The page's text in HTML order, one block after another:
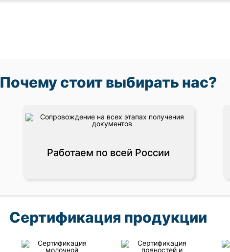
Почему стоит выбирать нас?
Работаем по всей России
Сертификация продукции